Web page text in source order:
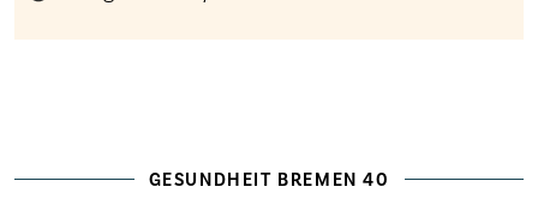
GESUNDHEIT BREMEN 40
Magazin